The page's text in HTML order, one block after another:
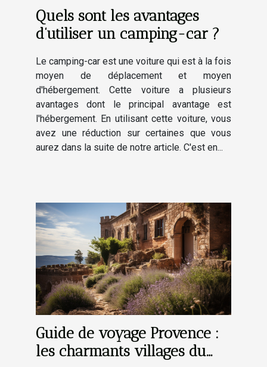
Quels sont les avantages
d’utiliser un camping-car ?
Le camping-car est une voiture qui est à la fois
moyen de déplacement et moyen
d'hébergement. Cette voiture a plusieurs
avantages dont le principal avantage est
l'hébergement. En utilisant cette voiture, vous
avez une réduction sur certaines que vous
aurez dans la suite de notre article. C'est en...
Guide de voyage Provence :
les charmants villages du